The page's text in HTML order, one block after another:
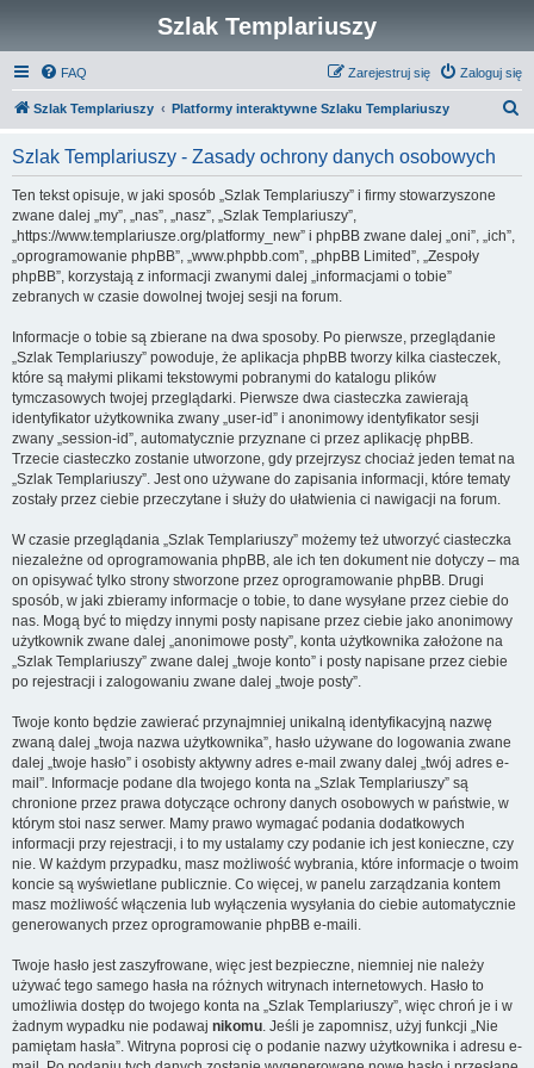
Szlak Templariuszy
FAQ Zaloguj się
Zarejestruj się
Szlak Templariuszy Platformy interaktywne Szlaku Templariuszy
Szlak Templariuszy - Zasady ochrony danych osobowych
Ten tekst opisuje, w jaki sposób „Szlak Templariuszy” i firmy stowarzyszone
zwane dalej „my”, „nas”, „nasz”, „Szlak Templariuszy”,
„https://www.templariusze.org/platformy_new” i phpBB zwane dalej „oni”, „ich”,
„oprogramowanie phpBB”, „www.phpbb.com”, „phpBB Limited”, „Zespoły
phpBB”, korzystają z informacji zwanymi dalej „informacjami o tobie”
zebranych w czasie dowolnej twojej sesji na forum.
Informacje o tobie są zbierane na dwa sposoby. Po pierwsze, przeglądanie
„Szlak Templariuszy” powoduje, że aplikacja phpBB tworzy kilka ciasteczek,
które są małymi plikami tekstowymi pobranymi do katalogu plików
tymczasowych twojej przeglądarki. Pierwsze dwa ciasteczka zawierają
identyfikator użytkownika zwany „user-id” i anonimowy identyfikator sesji
zwany „session-id”, automatycznie przyznane ci przez aplikację phpBB.
Trzecie ciasteczko zostanie utworzone, gdy przejrzysz chociaż jeden temat na
„Szlak Templariuszy”. Jest ono używane do zapisania informacji, które tematy
zostały przez ciebie przeczytane i służy do ułatwienia ci nawigacji na forum.
W czasie przeglądania „Szlak Templariuszy” możemy też utworzyć ciasteczka
niezależne od oprogramowania phpBB, ale ich ten dokument nie dotyczy – ma
on opisywać tylko strony stworzone przez oprogramowanie phpBB. Drugi
sposób, w jaki zbieramy informacje o tobie, to dane wysyłane przez ciebie do
nas. Mogą być to między innymi posty napisane przez ciebie jako anonimowy
użytkownik zwane dalej „anonimowe posty”, konta użytkownika założone na
„Szlak Templariuszy” zwane dalej „twoje konto” i posty napisane przez ciebie
po rejestracji i zalogowaniu zwane dalej „twoje posty”.
Twoje konto będzie zawierać przynajmniej unikalną identyfikacyjną nazwę
zwaną dalej „twoja nazwa użytkownika”, hasło używane do logowania zwane
dalej „twoje hasło” i osobisty aktywny adres e-mail zwany dalej „twój adres e-
mail”. Informacje podane dla twojego konta na „Szlak Templariuszy” są
chronione przez prawa dotyczące ochrony danych osobowych w państwie, w
którym stoi nasz serwer. Mamy prawo wymagać podania dodatkowych
informacji przy rejestracji, i to my ustalamy czy podanie ich jest konieczne, czy
nie. W każdym przypadku, masz możliwość wybrania, które informacje o twoim
koncie są wyświetlane publicznie. Co więcej, w panelu zarządzania kontem
masz możliwość włączenia lub wyłączenia wysyłania do ciebie automatycznie
generowanych przez oprogramowanie phpBB e-maili.
Twoje hasło jest zaszyfrowane, więc jest bezpieczne, niemniej nie należy
używać tego samego hasła na różnych witrynach internetowych. Hasło to
umożliwia dostęp do twojego konta na „Szlak Templariuszy”, więc chroń je i w
żadnym wypadku nie podawaj nikomu. Jeśli je zapomnisz, użyj funkcji „Nie
pamiętam hasła”. Witryna poprosi cię o podanie nazwy użytkownika i adresu e-